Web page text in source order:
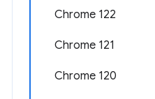
Chrome 122
Chrome 121
Chrome 120